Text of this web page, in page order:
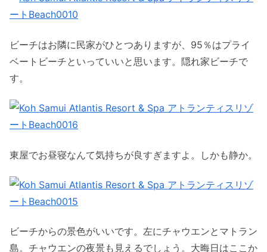
ビーチはお隣に民家がひとつありますが、95％はプライ
ベートビーチといっていいと思います。隠れ家ビーチで
す。
東屋でお昼寝なんて気持ちが良すぎますよ。しかも静か。
ビーチからの景色がいいです。左にチャウエンとマトラン
島。チャウエンの夜景も見えるでしょう。大晦日はここか